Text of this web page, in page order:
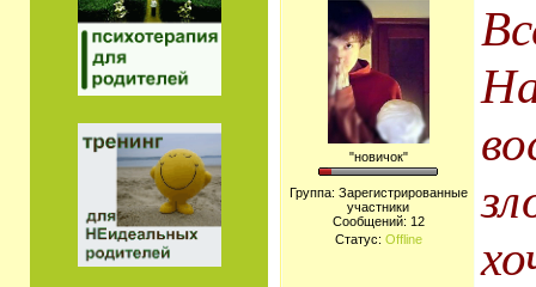
"новичок"
Группа: Зарегистрированные
участники
Сообщений: 12
Статус: Offline